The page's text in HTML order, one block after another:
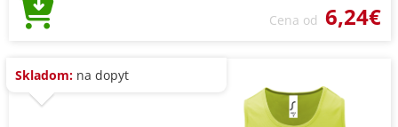
Cena od 6,24€
Skladom: na dopyt